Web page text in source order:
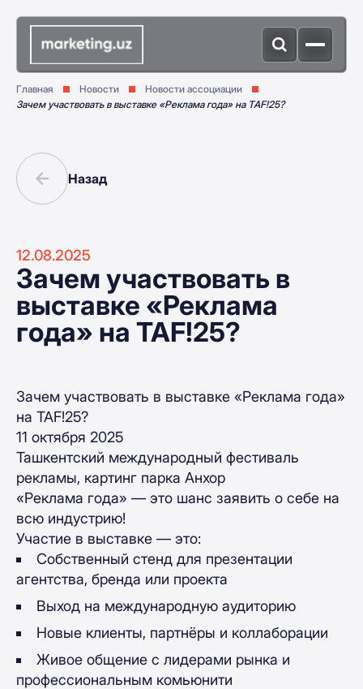
Главная Новости
Новости ассоциации
Зачем участвовать в выставке «Реклама года» на TAF!25?
Назад
12.08.2025
Зачем участвовать в
выставке «Реклама
года» на TAF!25?
Зачем участвовать в выставке «Реклама года»
на TAF!25?
11 октября 2025
Ташкентский международный фестиваль
рекламы, картинг парка Анхор
«Реклама года» — это шанс заявить о себе на
всю индустрию!
Участие в выставке — это:
Собственный стенд для презентации
агентства, бренда или проекта
Выход на международную аудиторию
Новые клиенты, партнёры и коллаборации
Живое общение с лидерами рынка и
профессиональным комьюнити